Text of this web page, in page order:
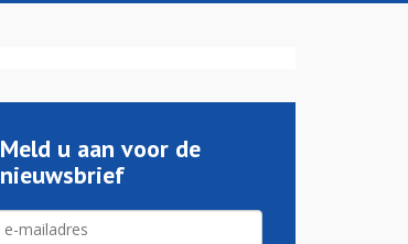
Meld u aan voor de
nieuwsbrief